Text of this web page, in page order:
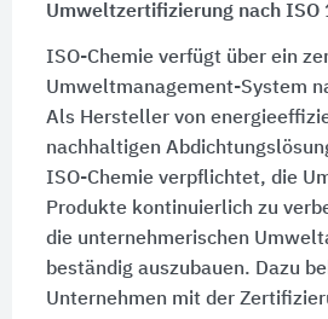
Umweltzertifizierung nach ISO
ISO-Chemie verfügt über ein
Umweltmanagement-System
Als Hersteller von
nachhaltigen
ISO-Chemieverpflichtet, die
Produkte kontinuierlich zu
die unternehmerischen
beständig auszubauen. Dazu
Unternehmen mit der